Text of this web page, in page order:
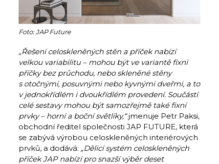
Foto: JAP Future
„Řešení celoskleněných stěn a příček nabízí
velkou variabilitu – mohou být ve variantě fixní
příčky bez průchodu, nebo skleněné stěny
s otočnými, posuvnými nebo kyvnými dveřmi, a to
v jednokřídlém i dvoukřídlém provedení. Součástí
celé sestavy mohou být samozřejmě také fixní
prvky – horní a boční světlíky,“jmenuje Petr Paksi,
obchodní ředitel společnosti JAP FUTURE, která
se zabývá výrobou celoskleněných interiérových
prvků, a dodává: „Dělicí systém celoskleněných
příček JAP nabízí pro snazší výběr deset